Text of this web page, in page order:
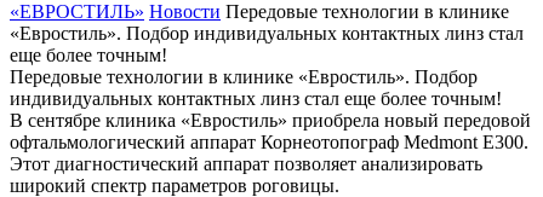
«ЕВРОСТИЛЬ» Новости Передовые технологии в клинике
«Евростиль». Подбор индивидуальных контактных линз стал
еще более точным!
Передовые технологии в клинике «Евростиль». Подбор
индивидуальных контактных линз стал еще более точным!
В сентябре клиника «Евростиль» приобрела новый передовой
офтальмологический аппарат Корнеотопограф Medmont E300.
Этот диагностический аппарат позволяет анализировать
широкий спектр параметров роговицы.